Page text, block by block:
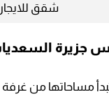
شقق للايجار
تبدأ مساحاتها من